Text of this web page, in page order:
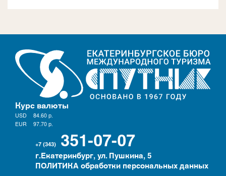
Курс валюты
USD 84.60 р.
EUR
97.70 р.
+7 (343) 351-07-07
г.Екатеринбург, ул. Пушкина, 5
ПОЛИТИКА обработки персональных данных